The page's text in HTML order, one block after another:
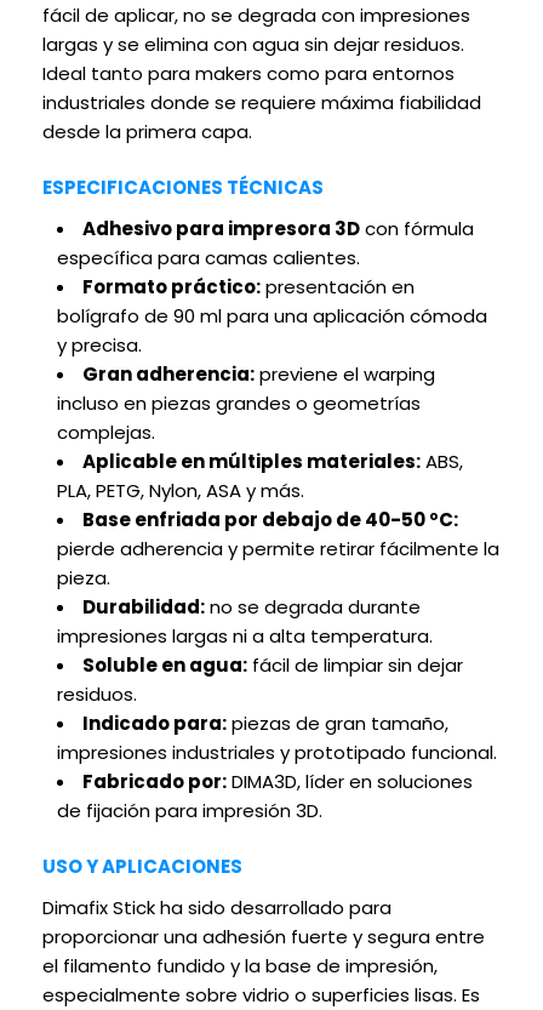
fácil de aplicar, no se degrada con impresiones
largas y se elimina con agua sin dejar residuos.
Ideal tanto para makers como para entornos
industriales donde se requiere máxima fiabilidad
desde la primera capa.
ESPECIFICACIONES TÉCNICAS
Adhesivo para impresora 3Dcon fórmula
específica para camas calientes.
Formato práctico:presentación en
bolígrafo de 90 ml para una aplicación cómoda
y precisa.
Gran adherencia:previene el warping
incluso en piezas grandes o geometrías
complejas.
Aplicable en múltiples materiales:ABS,
PLA, PETG, Nylon, ASA y más.
Base enfriada por debajo de 40-50 ºC:
pierde adherencia y permite retirar fácilmente la
pieza.
Durabilidad:no se degrada durante
impresiones largas ni a alta temperatura.
Soluble en agua: fácil de limpiar sin dejar
residuos.
Indicado para:piezas de gran tamaño,
impresiones industriales y prototipado funcional.
Fabricado por:DIMA3D, líder en soluciones
de fijación para impresión 3D.
USO Y APLICACIONES
Dimafix Stick ha sido desarrollado para
proporcionar una adhesión fuerte y segura entre
el filamento fundido y la base de impresión,
especialmente sobre vidrio o superficies lisas. Es